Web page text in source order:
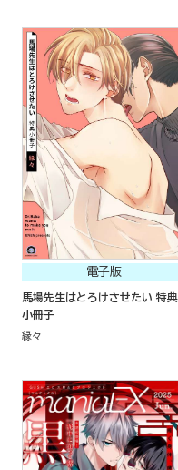
電子版
馬場先生はとろけさせたい 特典
小冊子
縁々